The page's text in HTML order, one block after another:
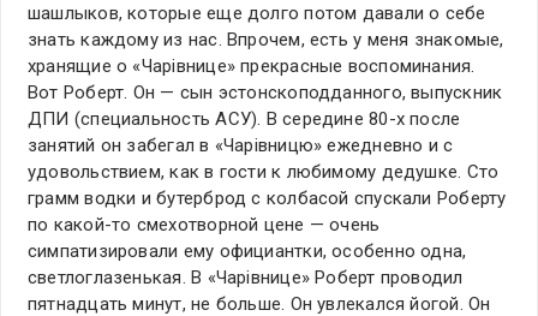
шашлыков, которые еще долго потом давали о себе
знать каждому из нас. Впрочем, есть у меня знакомые,
хранящие о «Чарiвнице» прекрасные воспоминания.
Вот Роберт. Он — сын эстонскоподданного, выпускник
ДПИ (специальность АСУ). В середине 80-х после
занятий он забегал в «Чарiвницю» ежедневно и с
удовольствием, как в гости к любимому дедушке. Сто
грамм водки и бутерброд с колбасой спускали Роберту
по какой-то смехотворной цене — очень
симпатизировали ему официантки, особенно одна,
светлоглазенькая. В «Чарiвнице» Роберт проводил
пятнадцать минут, не больше. Он увлекался йогой. Он